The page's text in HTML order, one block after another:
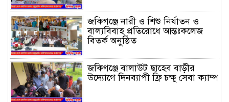
জকিগঞ্জে নারী ও শিশু নির্যাতন ও
বাল্যবিবাহ প্রতিরোধে আন্তঃকলেজ
বিতর্ক অনুষ্ঠিত
জকিগঞ্জে বালাউট ছাহেব বাড়ীর
উদ্যোগে দিনব্যাপী ফ্রি চক্ষু সেবা ক্যাম্প